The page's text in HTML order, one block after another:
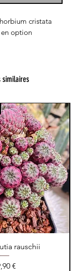
cristata
option
similaires
rauschii
€